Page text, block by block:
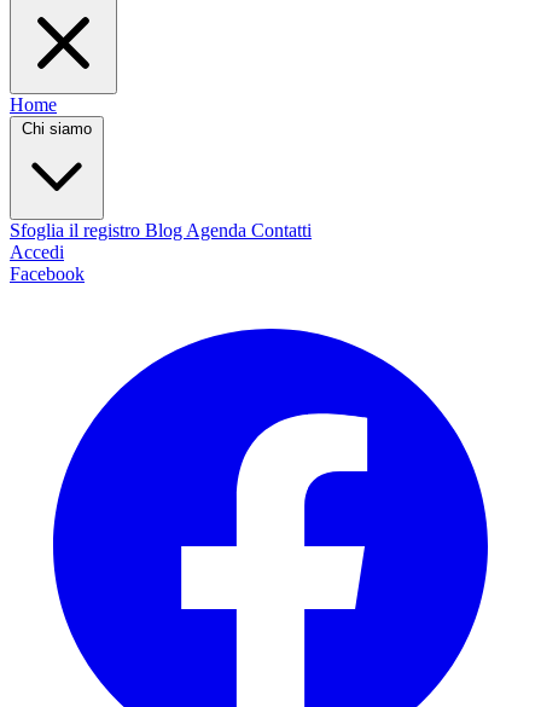
Home
Chi siamo
Sfoglia il registro Blog Agenda Contatti
Accedi
Facebook